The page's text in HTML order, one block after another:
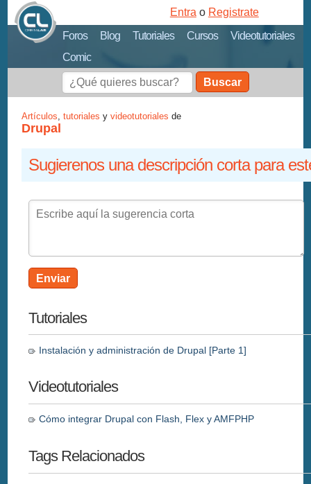
Foros Blog Tutoriales Cursos
Videotutoriales
Comic
Entra o Registrate
Buscar
Artículos,tutoriales yvideotutoriales de
Drupal
Sugierenos una descripción corta para
Enviar
Tutoriales
Instalación y administración de Drupal [Parte 1]
Videotutoriales
Cómo integrar Drupal con Flash, Flex y AMFPHP
Tags Relacionados